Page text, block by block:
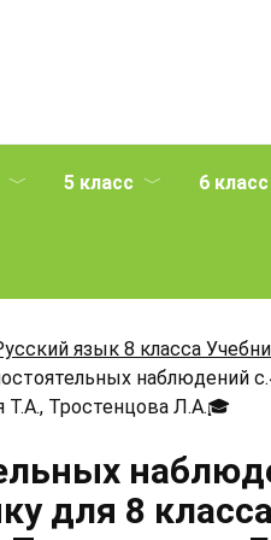
5 класс 6 класс
язык 8 класса
наблюдений
Тростенцова Л.А.🎓
для 8 класса